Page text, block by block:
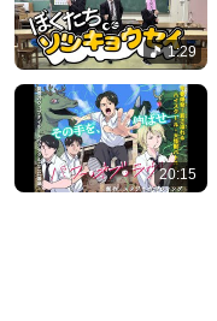
1:29
20:15